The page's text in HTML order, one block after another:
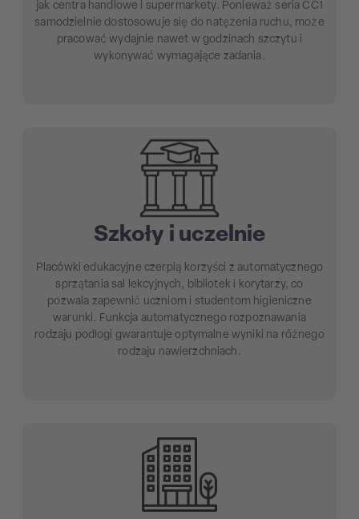
jak centra handlowe i supermarkety. Ponieważ seria CC1
samodzielnie dostosowuje się do natężenia ruchu, może
pracować wydajnie nawet w godzinach szczytu i
wykonywać wymagające zadania.
Szkoły i uczelnie
Placówki edukacyjne czerpią korzyści z automatycznego
sprzątania sal lekcyjnych, bibliotek i korytarzy, co
pozwala zapewnić uczniom i studentom higieniczne
warunki. Funkcja automatycznego rozpoznawania
rodzaju podłogi gwarantuje optymalne wyniki na różnego
rodzaju nawierzchniach.